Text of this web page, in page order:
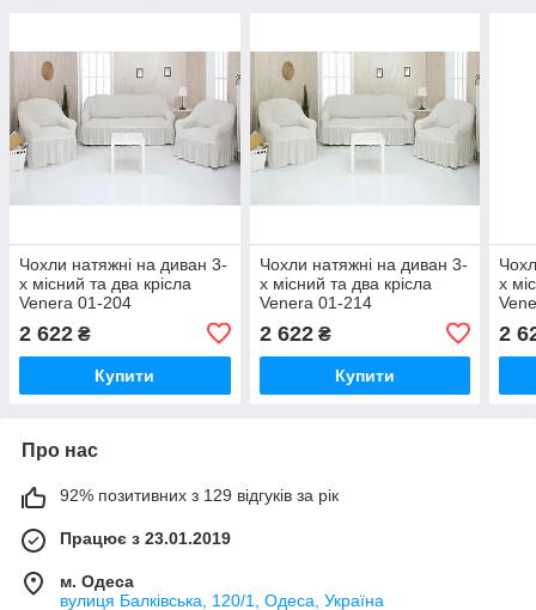
Чохли натяжні на диван 3-
х місний та два крісла
Venera 01-204
(універсальні) Молочний
2 622 ₴
Купити
Чохли натяжні на диван 3-
х місний та два крісла
Venera 01-214
2 622₴
Купити
х
2
Про нас
92% позитивних з 129 відгуків за рік
Працює з 23.01.2019
м. Одеса
вулиця Балківська, 120/1, Одеса, Україна